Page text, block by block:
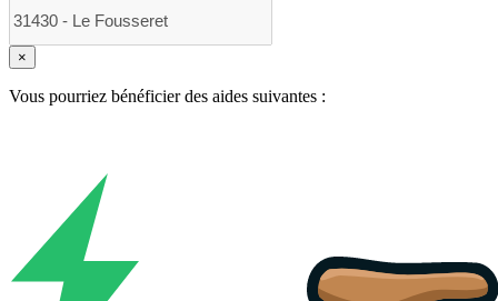
×
Vous pourriez bénéficier des aides suivantes :